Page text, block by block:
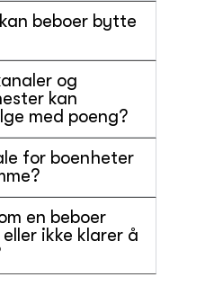
beboer bytte
og
kan
med poeng?
for boenheter
en beboer
ikke klarer å